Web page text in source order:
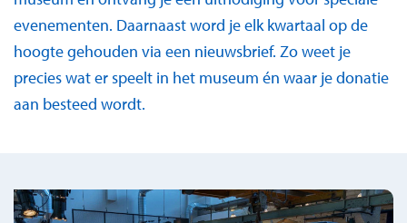
evenementen. Daarnaast word je elk kwartaal op de
hoogte gehouden via een nieuwsbrief. Zo weet je
precies wat er speelt in het museum én waar je donatie
aan besteed wordt.